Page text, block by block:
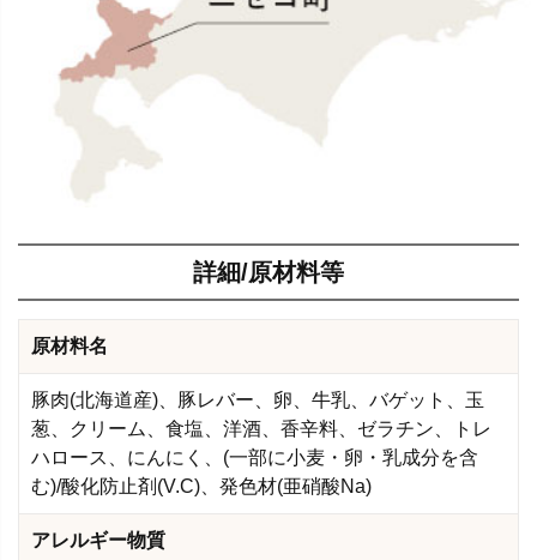
詳細/原材料等
原材料名
豚肉(北海道産)、豚レバー、卵、牛乳、バゲット、玉
葱、クリーム、食塩、洋酒、香辛料、ゼラチン、トレ
ハロース、にんにく、(一部に小麦・卵・乳成分を含
む)/酸化防止剤(V.C)、発色材(亜硝酸Na)
アレルギー物質